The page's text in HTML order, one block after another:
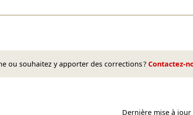
ou souhaitez y apporter des corrections ? Contactez-
Dernière mise à